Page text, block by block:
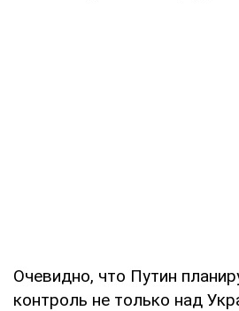
Очевидно, что Путин
контроль не только над